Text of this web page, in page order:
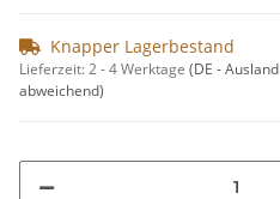
Knapper Lagerbestand
Lieferzeit:2 - 4 Werktage (DE - Ausland
abweichend)